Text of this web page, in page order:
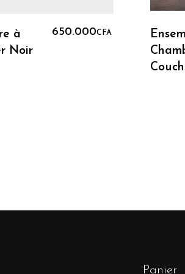
Lire La Suite
à
Noir
650.000CFA
Panier